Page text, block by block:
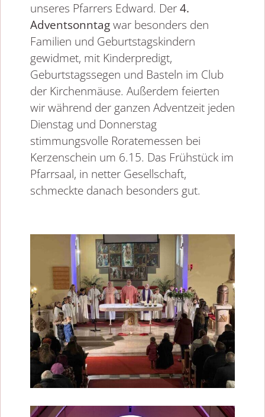
unseres Pfarrers Edward. Der4.
Adventsonntagwar besonders den
Familien und Geburtstagskindern
gewidmet, mit Kinderpredigt,
Geburtstagssegen und Basteln im Club
der Kirchenmäuse. Außerdem feierten
wir während der ganzen Adventzeit jeden
Dienstag und Donnerstag
stimmungsvolle Roratemessen bei
Kerzenschein um 6.15. Das Frühstück im
Pfarrsaal, in netter Gesellschaft,
schmeckte danach besonders gut.